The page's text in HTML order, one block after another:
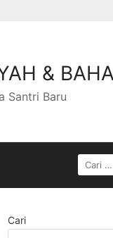
&
Santri Baru
Cari